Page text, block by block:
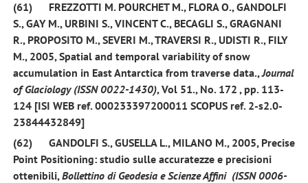
(61)
FREZZOTTI M. POURCHET M., FLORA O.,GANDOLFI
S.,GAY M., URBINI S., VINCENT C., BECAGLI S., GRAGNANI
R., PROPOSITO M., SEVERI M., TRAVERSI R., UDISTI R., FILY
M., 2005,Spatial and temporal variability of snow
accumulation in East Antarctica from traverse data.,Journal
of Glaciology (ISSN 0022-1430), Vol 51., No. 172 , pp. 113-
124 [ISI WEB ref. 000233397200011 SCOPUS ref. 2-s2.0-
23844432849]
(62)
GANDOLFI S.,GUSELLA L., MILANO M., 2005, Precise
Point Positioning: studio sulle accuratezze e precisioni
ottenibili, Bollettino di Geodesia e Scienze Affini (ISSN 0006-